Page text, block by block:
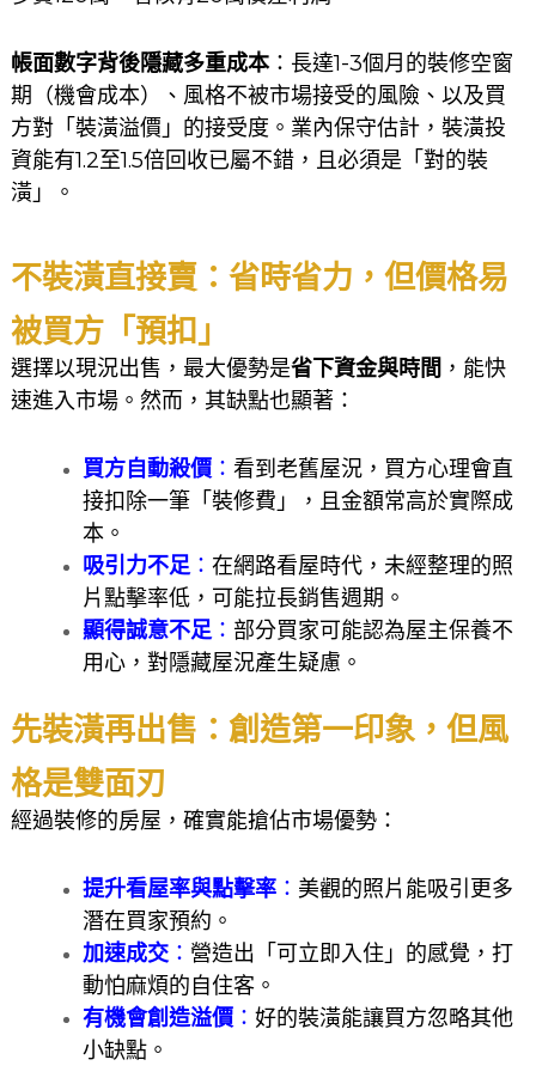
帳面數字背後隱藏多重成本：長達1-3個月的裝修空窗
期（機會成本）、風格不被市場接受的風險、以及買
方對「裝潢溢價」的接受度。業內保守估計，裝潢投
資能有1.2至1.5倍回收已屬不錯，且必須是「對的裝
潢」。
不裝潢直接賣：省時省力，但價格易
被買方「預扣」
選擇以現況出售，最大優勢是省下資金與時間 ，能快
速進入市場。然而，其缺點也顯著：
買方自動殺價： 看到老舊屋況，買方心理會直
接扣除一筆「裝修費」，且金額常高於實際成
本。
吸引力不足： 在網路看屋時代，未經整理的照
片點擊率低，可能拉長銷售週期。
顯得誠意不足： 部分買家可能認為屋主保養不
用心，對隱藏屋況產生疑慮。
先裝潢再出售：創造第一印象，但風
格是雙面刃
經過裝修的房屋，確實能搶佔市場優勢：
提升看屋率與點擊率： 美觀的照片能吸引更多
潛在買家預約。
加速成交： 營造出「可立即入住」的感覺，打
動怕麻煩的自住客。
有機會創造溢價： 好的裝潢能讓買方忽略其他
小缺點。